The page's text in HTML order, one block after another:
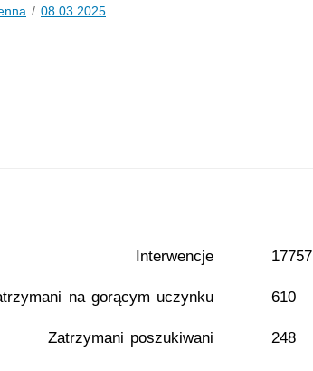
08.03.2025
Interwencje 17757
na gorącym uczynku 610
Zatrzymani poszukiwani 248